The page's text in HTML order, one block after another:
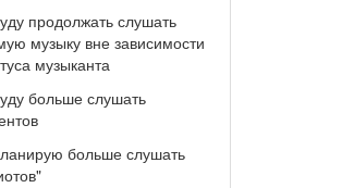
продолжать слушать
музыку вне зависимости
музыканта
больше слушать
больше слушать